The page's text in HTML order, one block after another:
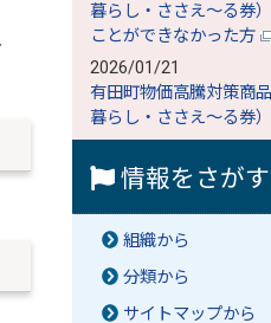
暮らし・ささえ～る券
ことができなかった方
2026/01/21
有田町物価高騰対策商
暮らし・ささえ～る券）
情報をさがす
組織から
分類から
サイトマップから